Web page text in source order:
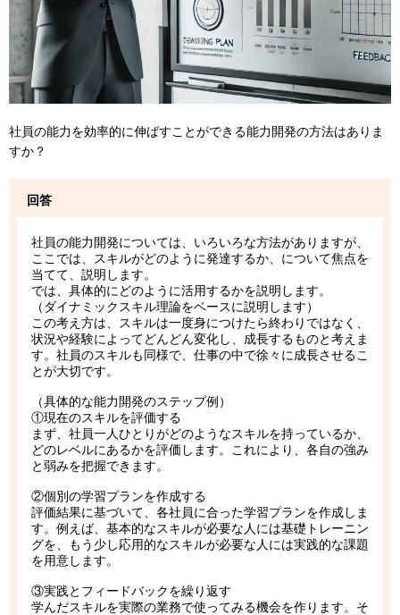
社員の能力を効率的に伸ばすことができる能力開発の方法はありま
すか？
回答
社員の能力開発については、いろいろな方法がありますが、
ここでは、スキルがどのように発達するか、について焦点を
当てて、説明します。
では、具体的にどのように活用するかを説明します。
（ダイナミックスキル理論をベースに説明します）
この考え方は、スキルは一度身につけたら終わりではなく、
状況や経験によってどんどん変化し、成長するものと考えま
す。社員のスキルも同様で、仕事の中で徐々に成長させるこ
とが大切です。
（具体的な能力開発のステップ例）
①現在のスキルを評価する
まず、社員一人ひとりがどのようなスキルを持っているか、
どのレベルにあるかを評価します。これにより、各自の強み
と弱みを把握できます。
②個別の学習プランを作成する
評価結果に基づいて、各社員に合った学習プランを作成しま
す。例えば、基本的なスキルが必要な人には基礎トレーニン
グを、もう少し応用的なスキルが必要な人には実践的な課題
を用意します。
③実践とフィードバックを繰り返す
学んだスキルを実際の業務で使ってみる機会を作ります。そ